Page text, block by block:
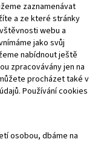
zaznamenávat
a ze které stránky
webu a
jako svůj
nabídnout ještě
zpracovávány jen na
procházet také v
Používání cookies
osobou, dbáme na